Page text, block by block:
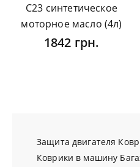
C23 синтетическое
моторное масло (4л)
1842 грн.
Защита двигателя
Коврики в машину